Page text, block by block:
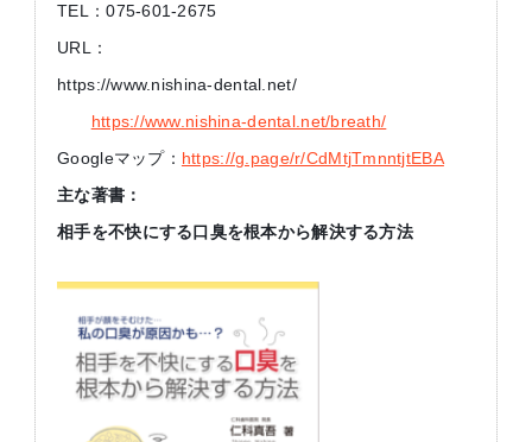
TEL：075-601-2675
URL：
https://www.nishina-dental.net/
https://www.nishina-dental.net/breath/
Googleマップ： https://g.page/r/CdMtjTmnntjtEBA
主な著書：
相手を不快にする口臭を根本から解決する方法